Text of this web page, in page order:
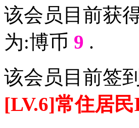
该会员目前获
为:博币 9 .
该会员目前签
[LV.6]常住居